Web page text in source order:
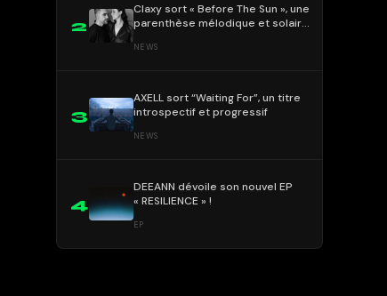
2
Claxy sort « Before The Sun », une
parenthèse mélodique et solaire
NEWS
3
AXELL sort “Waiting For”, un titre
introspectif et progressif
NEWS
4
DEEANN dévoile son nouvel EP
« RESILIENCE » !
EP